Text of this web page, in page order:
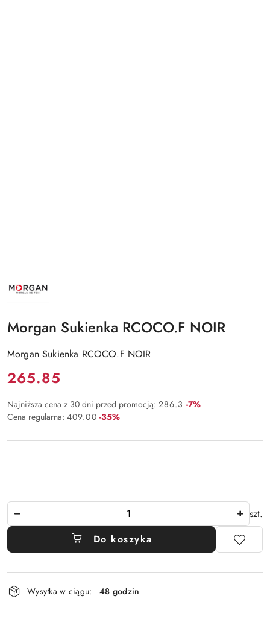
PRODUCENTA:
MORGAN
Morgan Sukienka RCOCO.F NOIR
Morgan Sukienka RCOCO.F NOIR
Cena:
265.85
Najniższa cena z 30 dni przed promocją: 286.3 Rabat:
-7%
Cena regularna: 409.00 Rabat:
-35%
szt.
Do koszyka
Dostępność
i
dostawa
Wysyłka w ciągu: 48 godzin